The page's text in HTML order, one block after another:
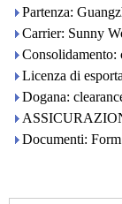
Partenza:
Carrier: Sunny
Consolidamento:
Licenza di
Dogana:
Documenti: